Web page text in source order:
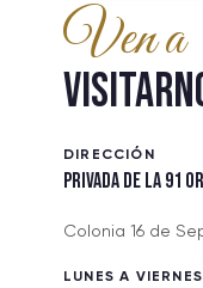
Ven a
DIRECCIÓN
PRIVADA DE LA 91
Colonia 16 de
LUNES A